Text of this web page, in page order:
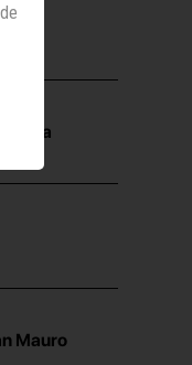
Mauro